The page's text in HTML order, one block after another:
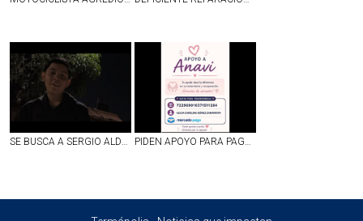
SE BUSCA A SERGIO ALDAIR LÓPEZ GARCÍA DE 16 AÑOS, DESAPARECIDO EN JALISCO PIDEN APOYO PARA PAGAR GASTOS MÉDICOS DE UNA PEQUEÑA QUE SUFRIÓ UN DERRAME CEREBRAL